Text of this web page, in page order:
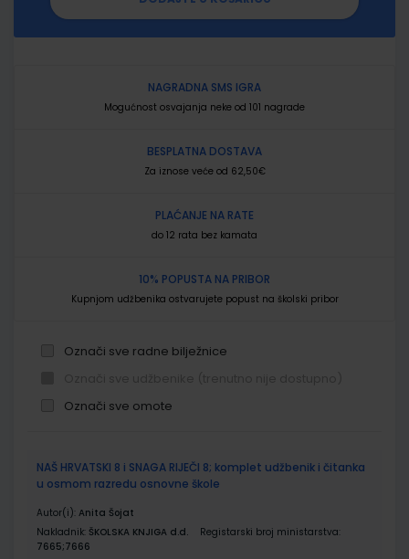
NAGRADNA SMS IGRA
Mogućnost osvajanja neke od 101 nagrade
BESPLATNA DOSTAVA
Za iznose veće od 62,50€
PLAĆANJE NA RATE
do 12 rata bez kamata
10% POPUSTA NA PRIBOR
Kupnjom udžbenika ostvarujete popust na školski pribor
Označi sve radne bilježnice
Označi sve omote
proizvodi
NAŠ HRVATSKI 8 i SNAGA RIJEČI 8; komplet udžbenik i čitanka
u osmom razredu osnovne škole
Autor(i): Anita Šojat
Nakladnik: ŠKOLSKA KNJIGA d.d.
Registarski broj ministarstva:
7665;7666